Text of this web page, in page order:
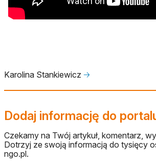
Karolina Stankiewicz 🡢
Dodaj informację do
Czekamy na Twój artykuł, komentarz,
Dotrzyj ze swoją informacją do tysięcy
ngo.pl.